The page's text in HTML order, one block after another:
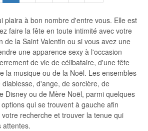
plaira à bon nombre d'entre vous. Elle est
faire la fête en toute intimité avec votre
de la Saint Valentin ou si vous avez une
une apparence sexy à l'occasion
de vie de célibataire, d'une fête
la musique ou de la Noël. Les ensembles
d'ange, de sorcière, de
Disney ou de Mère Noël, parmi quelques
qui se trouvent à gauche afin
recherche et trouver la tenue qui
attentes.